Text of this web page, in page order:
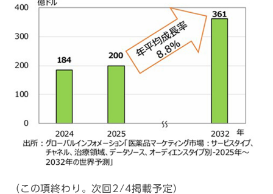
（この項終わり。次回2/4掲載予定）